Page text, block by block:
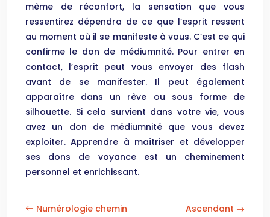
même de réconfort, la sensation que vous
ressentirez dépendra de ce que l’esprit ressent
au moment où il se manifeste à vous. C’est ce qui
confirme le don de médiumnité. Pour entrer en
contact, l’esprit peut vous envoyer des flash
avant de se manifester. Il peut également
apparaître dans un rêve ou sous forme de
silhouette. Si cela survient dans votre vie, vous
avez un don de médiumnité que vous devez
exploiter. Apprendre à maîtriser et développer
ses dons de voyance est un cheminement
personnel et enrichissant.
Numérologie chemin
Ascendant